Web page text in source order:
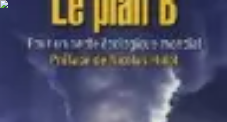
Toner Écologique
Comprendre les tonersAvantages des toners
Choix et Comparaison
Toner Écologique